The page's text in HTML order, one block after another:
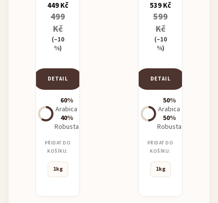
449 Kč
499
Kč
(–10
%)
DETAIL
60%
Arabica
40%
Robusta
PŘIDAT DO
KOŠÍKU:
1kg
539 Kč
599
Kč
(–10
%)
DETAIL
50%
Arabica
50%
Robusta
PŘIDAT DO
KOŠÍKU:
1kg